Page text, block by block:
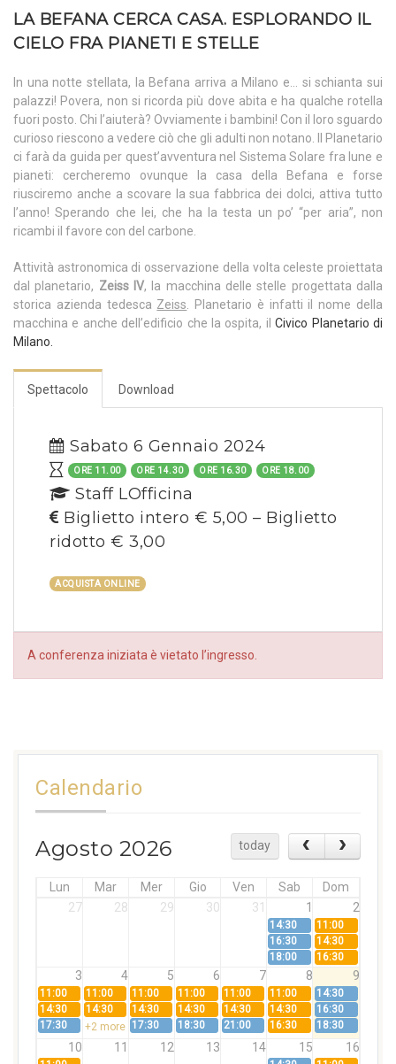
LA BEFANA CERCA CASA. ESPLORANDO IL
CIELO FRA PIANETI E STELLE
In una notte stellata, la Befana arriva a Milano e… si schianta sui
palazzi! Povera, non si ricorda più dove abita e ha qualche rotella
fuori posto. Chi l’aiuterà? Ovviamente i bambini! Con il loro sguardo
curioso riescono a vedere ciò che gli adulti non notano. Il Planetario
ci farà da guida per quest’avventura nel Sistema Solare fra lune e
pianeti: cercheremo ovunque la casa della Befana e forse
riusciremo anche a scovare la sua fabbrica dei dolci, attiva tutto
l’anno! Sperando che lei, che ha la testa un po’ “per aria”, non
ricambi il favore con del carbone.
Attività astronomica di osservazione della volta celeste proiettata
dal planetario, Zeiss IV, la macchina delle stelle progettata dalla
storica azienda tedesca Zeiss. Planetario è infatti il nome della
macchina e anche dell’edificio che la ospita, ilCivico Planetario di
Milano.
Spettacolo Download
Sabato 6 Gennaio 2024
ORE 11.00 ORE 14.30 ORE 16.30 ORE 18.00
Staff LOfficina
Biglietto intero € 5,00 – Biglietto
ridotto € 3,00
ACQUISTA ONLINE
A conferenza iniziata è vietato l’ingresso.
Calendario
Agosto 2026 today
Lun Mar Mer Gio Ven Sab
Dom
27
28 29 30 31 1 2
14:30
11:00
16:30
14:30
18:00
16:30
3 4 5 6 7 8 9
11:00 11:00 11:00 11:00 11:00 11:00
14:30
14:30
14:30 14:30 14:30 14:30 14:30
16:30
17:30
+2 more 17:30 18:30 21:00 16:30 18:30
10 11 12 13 14 15 16